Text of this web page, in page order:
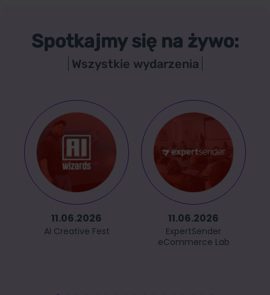
Spotkajmy się na żywo:
Wszystkie wydarzenia
11.06.2026
AI Creative Fest
11.06.2026
ExpertSender
eCommerce Lab